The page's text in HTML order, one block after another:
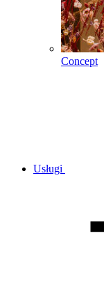
Concept
Usługi